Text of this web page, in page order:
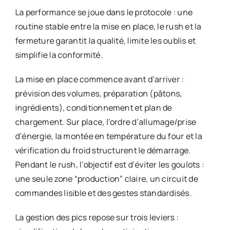
La performance se joue dans le protocole : une
routine stable entre la mise en place, le rush et la
fermeture garantit la qualité, limite les oublis et
simplifie la conformité.
La mise en place commence avant d’arriver :
prévision des volumes, préparation (pâtons,
ingrédients), conditionnement et plan de
chargement. Sur place, l’ordre d’allumage/prise
d’énergie, la montée en température du four et la
vérification du froid structurent le démarrage.
Pendant le rush, l’objectif est d’éviter les goulots :
une seule zone “production” claire, un circuit de
commandes lisible et des gestes standardisés.
La gestion des pics repose sur trois leviers :